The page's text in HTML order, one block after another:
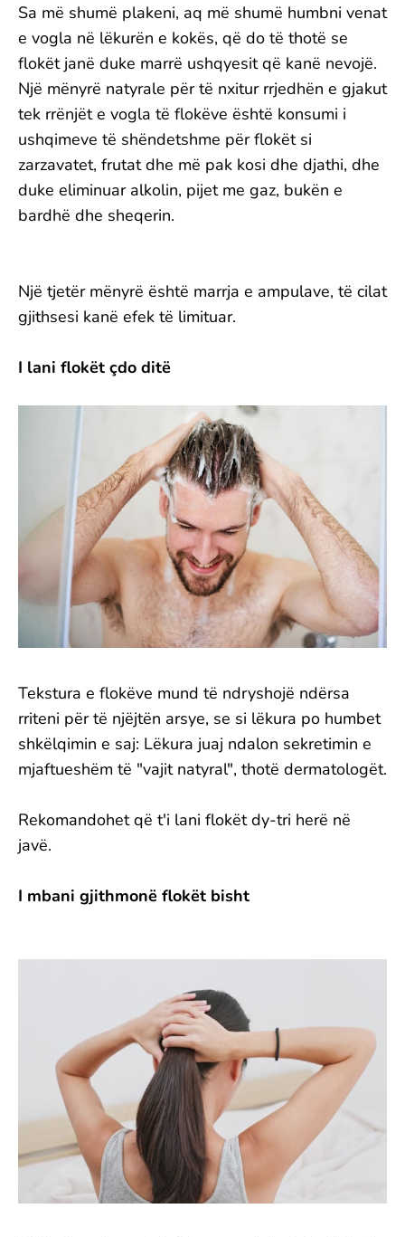
Sa më shumë plakeni, aq më shumë humbni venat
e vogla në lëkurën e kokës, që do të thotë se
flokët janë duke marrë ushqyesit që kanë nevojë.
Një mënyrë natyrale për të nxitur rrjedhën e gjakut
tek rrënjët e vogla të flokëve është konsumi i
ushqimeve të shëndetshme për flokët si
zarzavatet, frutat dhe më pak kosi dhe djathi, dhe
duke eliminuar alkolin, pijet me gaz, bukën e
bardhë dhe sheqerin.
Një tjetër mënyrë është marrja e ampulave, të cilat
gjithsesi kanë efek të limituar.
I lani flokët çdo ditë
Tekstura e flokëve mund të ndryshojë ndërsa
rriteni për të njëjtën arsye, se si lëkura po humbet
shkëlqimin e saj: Lëkura juaj ndalon sekretimin e
mjaftueshëm të "vajit natyral", thotë dermatologët.
Rekomandohet që t'i lani flokët dy-tri herë në
javë.
I mbani gjithmonë flokët bisht